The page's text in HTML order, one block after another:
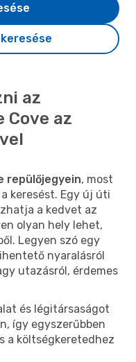
az
Cove az
repülőjegyein, most
keresést. Egy új úti
a kedvet az
olyan hely lehet,
Legyen szó egy
nyaralásról
utazásról, érdemes
és légitársaságot
így egyszerűbben
a költségkeretedhez